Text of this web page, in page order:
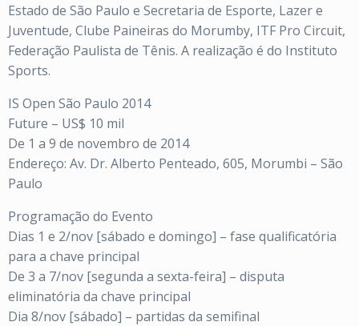
Estado de São Paulo e Secretaria de Esporte, Lazer e
Juventude, Clube Paineiras do Morumby, ITF Pro Circuit,
Federação Paulista de Tênis. A realização é do Instituto
Sports.
IS Open São Paulo 2014
Future – US$ 10 mil
De 1 a 9 de novembro de 2014
Endereço: Av. Dr. Alberto Penteado, 605, Morumbi – São
Paulo
Programação do Evento
Dias 1 e 2/nov [sábado e domingo] – fase qualificatória
para a chave principal
De 3 a 7/nov [segunda a sexta-feira] – disputa
eliminatória da chave principal
Dia 8/nov [sábado] – partidas da semifinal